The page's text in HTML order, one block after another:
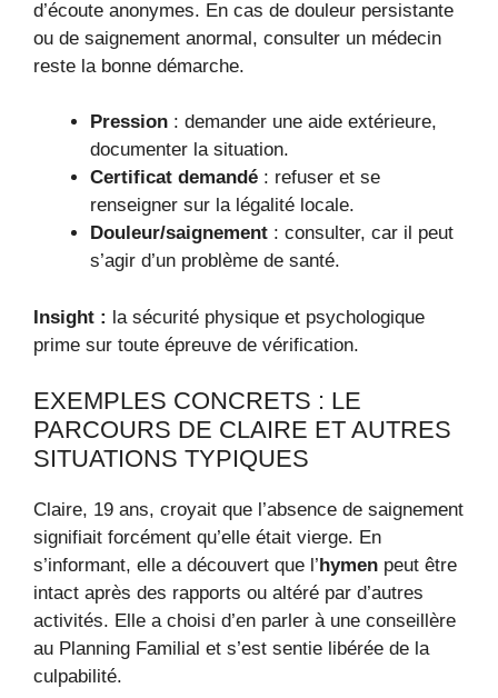
d’écoute anonymes. En cas de douleur persistante
ou de saignement anormal, consulter un médecin
reste la bonne démarche.
Pression : demander une aide extérieure,
documenter la situation.
Certificat demandé : refuser et se
renseigner sur la légalité locale.
Douleur/saignement : consulter, car il peut
s’agir d’un problème de santé.
Insight : la sécurité physique et psychologique
prime sur toute épreuve de vérification.
EXEMPLES CONCRETS : LE
PARCOURS DE CLAIRE ET AUTRES
SITUATIONS TYPIQUES
Claire, 19 ans, croyait que l’absence de saignement
signifiait forcément qu’elle était vierge. En
s’informant, elle a découvert que l’ hymen peut être
intact après des rapports ou altéré par d’autres
activités. Elle a choisi d’en parler à une conseillère
au Planning Familial et s’est sentie libérée de la
culpabilité.